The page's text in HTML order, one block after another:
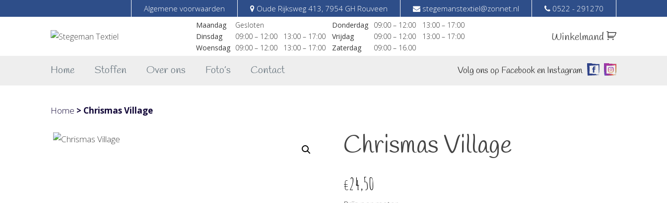
0522 - 291270
stegemanstextiel@zonnet.nl
Oude Rijksweg 413, 7954 GH Rouveen
Algemene voorwaarden
Maandag Gesloten Donderdag 09:00 – 12:00
13:00 – 17:00
Dinsdag
09:00 – 12:00 13:00 – 17:00 Vrijdag 09:00 – 12:00
13:00 – 17:00
Woensdag
09:00 – 12:00 13:00 – 17:00 Zaterdag 09:00 – 16.00
Winkelmand
Home Stoffen Over ons Foto’s Contact Volg ons op Facebook en Instagram
Home > Chrismas Village
Chrismas Village
€24,50